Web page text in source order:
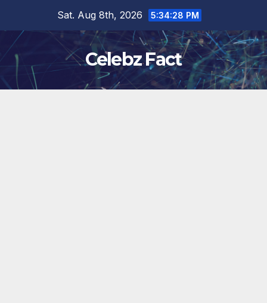
content
Sat. Aug 8th, 2026 5:34:29 PM
Celebz Fact